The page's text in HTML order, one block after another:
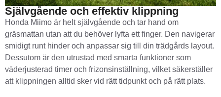
Självgående och effektiv klippning
Honda Miimo är helt självgående och tar hand om
gräsmattan utan att du behöver lyfta ett finger. Den navigerar
smidigt runt hinder och anpassar sig till din trädgårds layout.
Dessutom är den utrustad med smarta funktioner som
väderjusterad timer och frizonsinställning, vilket säkerställer
att klippningen alltid sker vid rätt tidpunkt och på rätt plats.